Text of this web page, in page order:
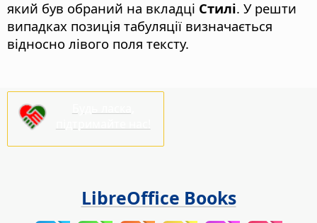
який був обраний на вкладці Стилі. У решти
випадках позиція табуляції визначається
відносно лівого поля тексту.
LibreOffice Books